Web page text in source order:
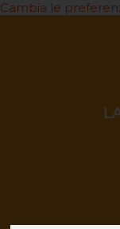
Cambia le